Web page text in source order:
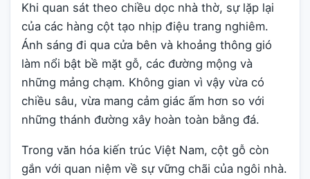
Khi quan sát theo chiều dọc nhà thờ, sự lặp lại
của các hàng cột tạo nhịp điệu trang nghiêm.
Ánh sáng đi qua cửa bên và khoảng thông gió
làm nổi bật bề mặt gỗ, các đường mộng và
những mảng chạm. Không gian vì vậy vừa có
chiều sâu, vừa mang cảm giác ấm hơn so với
những thánh đường xây hoàn toàn bằng đá.
Trong văn hóa kiến trúc Việt Nam, cột gỗ còn
gắn với quan niệm về sự vững chãi của ngôi nhà.